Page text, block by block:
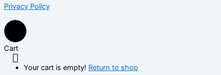
Privacy Policy
Cart
Your cart is empty! Return to shop